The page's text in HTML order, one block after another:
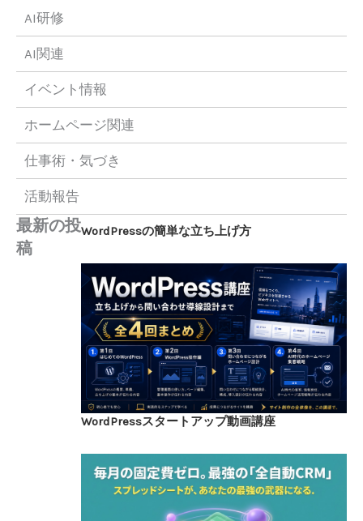
AI研修
AI関連
イベント情報
ホームページ関連
仕事術・気づき
活動報告
最新の投
稿
WordPressの簡単な立ち上げ方
WordPressスタートアップ動画講座